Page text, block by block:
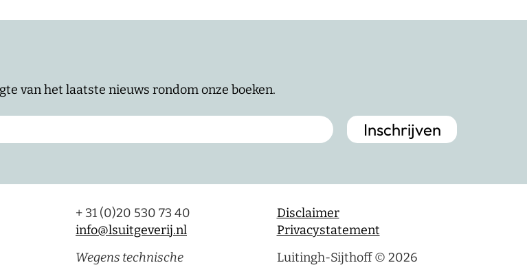
van het laatste nieuws rondom onze boeken.
+ 31 (0)20 530 73 40
info@lsuitgeverij.nl
Wegens technische
Disclaimer
Privacystatement
Luitingh-Sijthoff © 2026